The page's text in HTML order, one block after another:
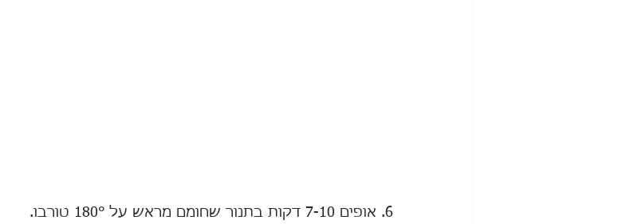
6. אופים 7-10 דקות בתנור שחומם מראש על 180° טורבו.